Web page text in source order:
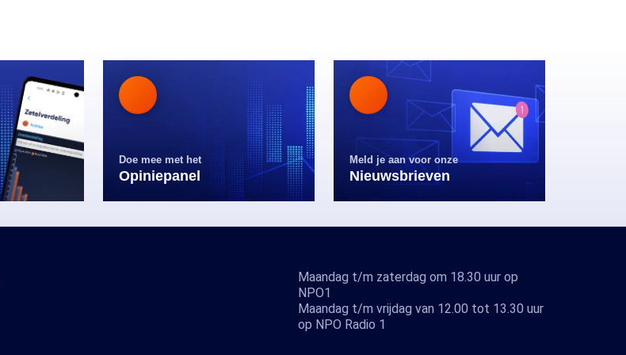
Doe mee met het
Opiniepanel
Meld je aan voor onze
Nieuwsbrieven
Maandag t/m zaterdag om 18.30 uur op
NPO1
Maandag t/m vrijdag van 12.00 tot 13.30 uur
op NPO Radio 1